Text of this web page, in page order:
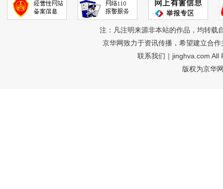
注：凡注明来源非本站的作品，均转载
京华网致力于资讯传播，希望建立合
联系我们 ｜jinghva.com
版权为京华